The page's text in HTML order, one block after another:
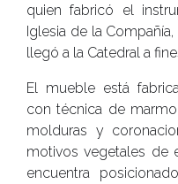
quien fabricó el
Iglesia de la
llegó a la Catedral a
El mueble está
con técnica de
molduras y
motivos vegetales de
encuentra